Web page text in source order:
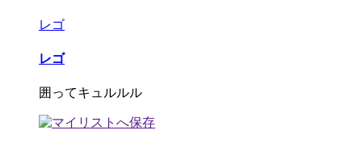
レゴ
レゴ
囲ってキュルルル